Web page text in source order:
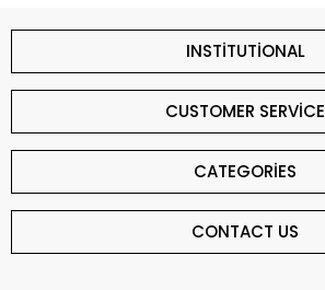
INSTİTUTİONAL
CUSTOMER SERVİCE
CATEGORİES
CONTACT US